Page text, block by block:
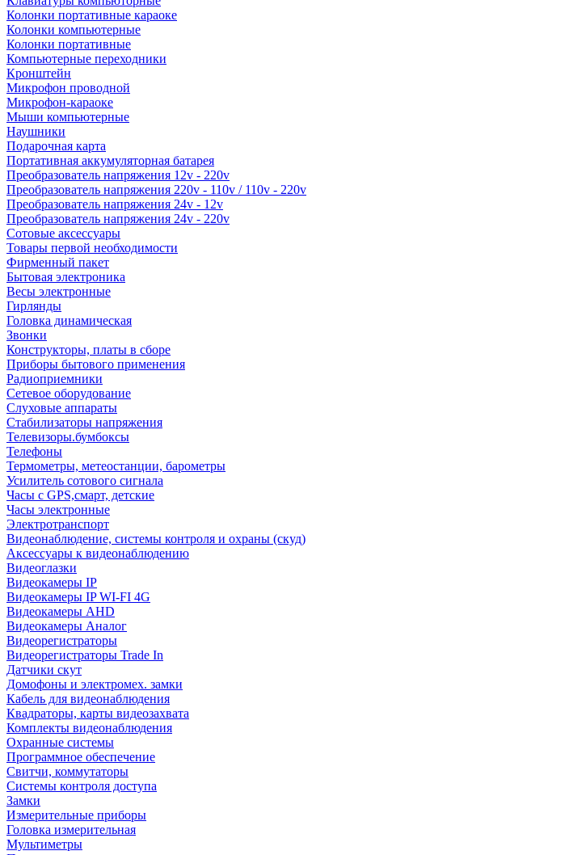
Колонки портативные караоке
Колонки компьютерные
Колонки портативные
Компьютерные переходники
Кронштейн
Микрофон проводной
Микрофон-караоке
Мыши компьютерные
Наушники
Подарочная карта
Портативная аккумуляторная батарея
Преобразователь напряжения 12v - 220v
Преобразователь напряжения 220v - 110v / 110v - 220v
Преобразователь напряжения 24v - 12v
Преобразователь напряжения 24v - 220v
Сотовые аксессуары
Товары первой необходимости
Фирменный пакет
Бытовая электроника
Весы электронные
Гирлянды
Головка динамическая
Звонки
Конструкторы, платы в сборе
Приборы бытового применения
Радиоприемники
Сетевое оборудование
Слуховые аппараты
Стабилизаторы напряжения
Телевизоры.бумбоксы
Телефоны
Термометры, метеостанции, барометры
Усилитель сотового сигнала
Часы с GPS,смарт, детские
Часы электронные
Электротранспорт
Видеонаблюдение, системы контроля и охраны (скуд)
Аксессуары к видеонаблюдению
Видеоглазки
Видеокамеры IP
Видеокамеры IP WI-FI 4G
Видеокамеры AHD
Видеокамеры Аналог
Видеорегистраторы
Видеорегистраторы Trade In
Датчики скут
Домофоны и электромех. замки
Кабель для видеонаблюдения
Квадраторы, карты видеозахвата
Комплекты видеонаблюдения
Охранные системы
Программное обеспечение
Свитчи, коммутаторы
Системы контроля доступа
Замки
Измерительные приборы
Головка измерительная
Мультиметры